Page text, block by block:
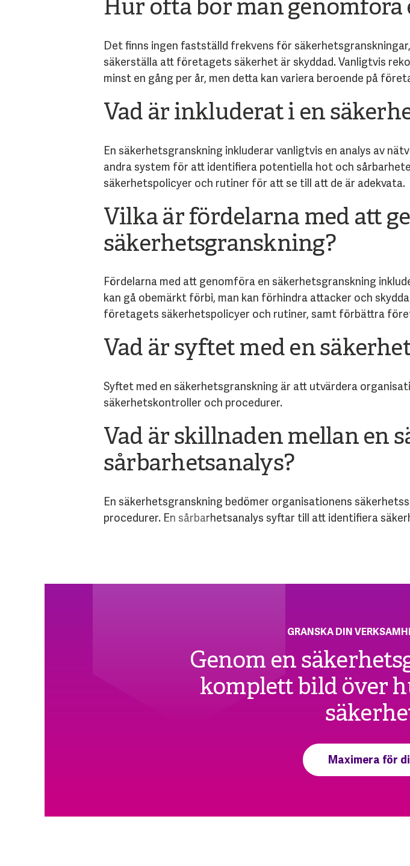
Hur ofta bör man
Det finns ingen fastställd frekvens för
säkerställa att företagets säkerhet är skyddad. Vanligtvis
minst en gång per år, men detta kan variera beroende på
Vad är inkluderat i en
En säkerhetsgranskning inkluderar vanligtvis en analys av
andra system för att identifiera potentiella hot och
säkerhetspolicyer och rutiner för att se till att de är adekvata.
Vilka är fördelarna med att
säkerhetsgranskning?
Fördelarna med att genomföra en säkerhetsgranskning
kan gå obemärkt förbi, man kan förhindra attacker och
företagets säkerhetspolicyer och rutiner, samt förbättra
Vad är syftet med en
Syftet med en säkerhetsgranskning är att utvärdera
säkerhetskontroller och procedurer.
Vad är skillnaden mellan en
sårbarhetsanalys?
En säkerhetsgranskning bedömer organisationens
procedurer. En sårbarhetsanalys syftar till att identifiera
GRANSKA DIN
Genom en
komplett bild över
Maximera för